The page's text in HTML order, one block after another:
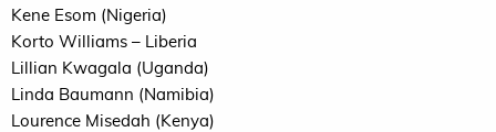
Kene Esom (Nigeria)
Korto Williams – Liberia
Lillian Kwagala (Uganda)
Linda Baumann (Namibia)
Lourence Misedah (Kenya)